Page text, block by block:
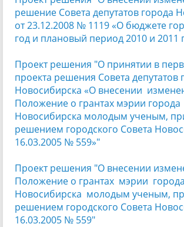
решение Совета депутатов города
от 23.12.2008 № 1119 «О бюджете
год и плановый период 2010 и 2011
Проект решения "О принятии в
проекта решения Совета депутатов
Новосибирска «О внесении
Положение о грантах мэрии города
Новосибирска молодым ученым,
решением городского Совета
16.03.2005 № 559»"
Проект решения "О внесении
Положение о грантах мэрии города
Новосибирска молодым ученым,
решением городского Совета
16.03.2005 № 559"